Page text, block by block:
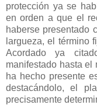
protección ya se
en orden a que el
haberse presentado
largueza, el término
Acordado ya
manifestado hasta el
ha hecho presente
destacándolo, el
precisamente